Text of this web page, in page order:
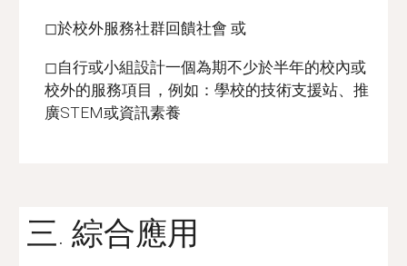
◻於校外服務社群回饋社會 或
◻自行或小組設計一個為期不少於半年的校內或
校外的服務項目，例如：學校的技術支援站、推
廣STEM或資訊素養
三. 綜合應用